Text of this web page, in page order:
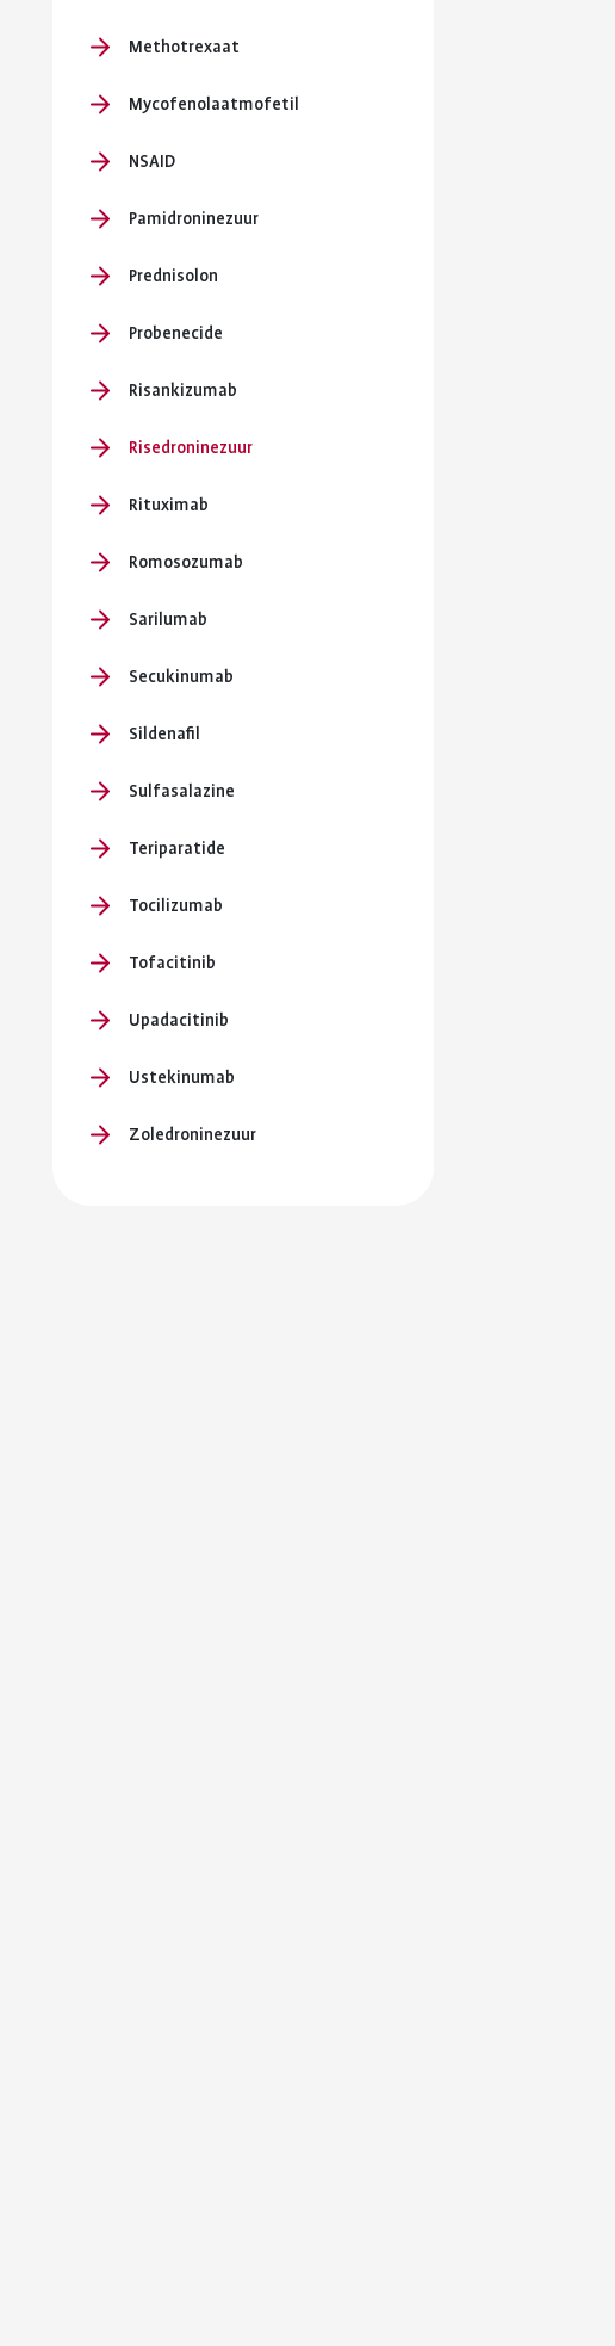
Methotrexaat
Mycofenolaatmofetil
NSAID
Pamidroninezuur
Prednisolon
Probenecide
Risankizumab
Risedroninezuur
Rituximab
Romosozumab
Sarilumab
Secukinumab
Sildenafil
Sulfasalazine
Teriparatide
Tocilizumab
Tofacitinib
Upadacitinib
Ustekinumab
Zoledroninezuur